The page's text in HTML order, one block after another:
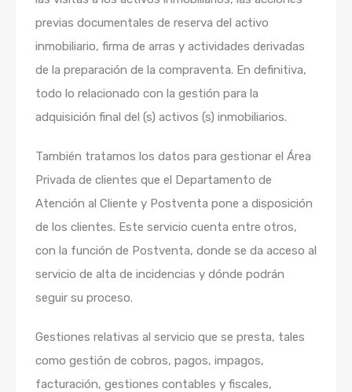
previas documentales de reserva del activo
inmobiliario, firma de arras y actividades derivadas
de la preparación de la compraventa. En definitiva,
todo lo relacionado con la gestión para la
adquisición final del (s) activos (s) inmobiliarios.
También tratamos los datos para gestionar el Área
Privada de clientes que el Departamento de
Atención al Cliente y Postventa pone a disposición
de los clientes. Este servicio cuenta entre otros,
con la función de Postventa, donde se da acceso al
servicio de alta de incidencias y dónde podrán
seguir su proceso.
Gestiones relativas al servicio que se presta, tales
como gestión de cobros, pagos, impagos,
facturación, gestiones contables y fiscales,